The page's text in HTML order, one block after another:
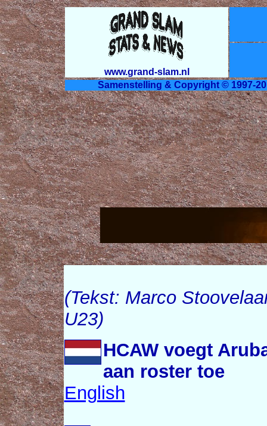
www.grand-slam.nl
Samenstelling & Copyright © 1997-
(Tekst: Marco
U23)
HCAW voegt
aan roster toe
English